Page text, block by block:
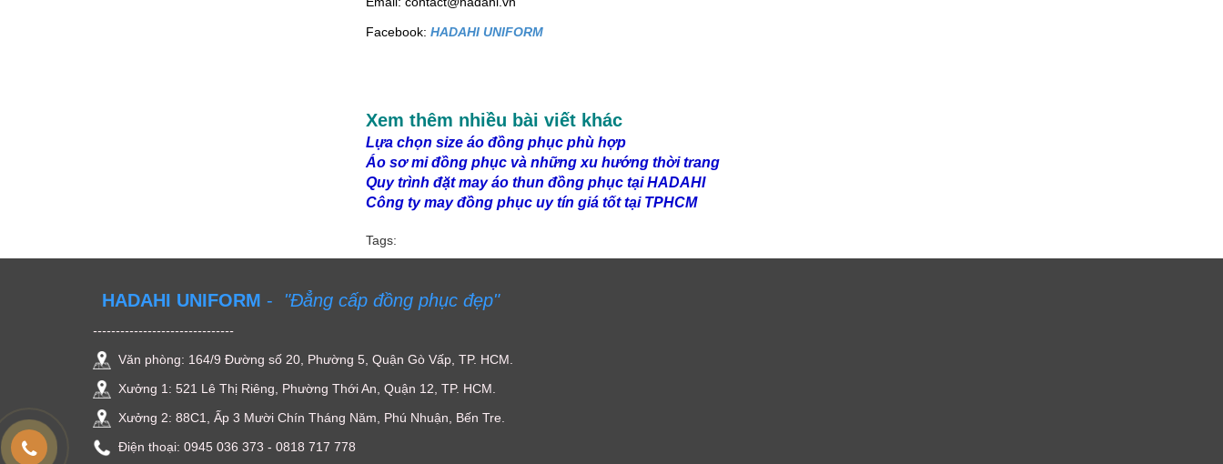
Facebook: HADAHI UNIFORM
Xem thêm nhiều bài viết khác
Lựa chọn size áo đồng phục phù hợp
Áo sơ mi đồng phục và những xu hướng thời trang
Quy trình đặt may áo thun đồng phục tại HADAHI
Công ty may đồng phục uy tín giá tốt tại TPHCM
Tags:
HADAHI UNIFORM - "Đẳng cấp đồng phục đẹp"
-------------------------------
Văn phòng: 164/9 Đường số 20, Phường 5, Quận Gò Vấp, TP. HCM.
Xưởng 1: 521 Lê Thị Riêng, Phường Thới An, Quận 12, TP. HCM.
Xưởng 2: 88C1, Ấp 3 Mười Chín Tháng Năm, Phú Nhuận, Bến Tre.
Điện thoại: ‭0945 036 373‬ - 0818 717 778